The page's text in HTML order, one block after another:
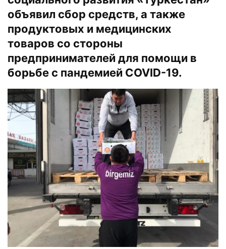
объявил сбор средств, а также
продуктовых и медицинских
товаров со стороны
предпринимателей для помощи в
борьбе с пандемией COVID-19.